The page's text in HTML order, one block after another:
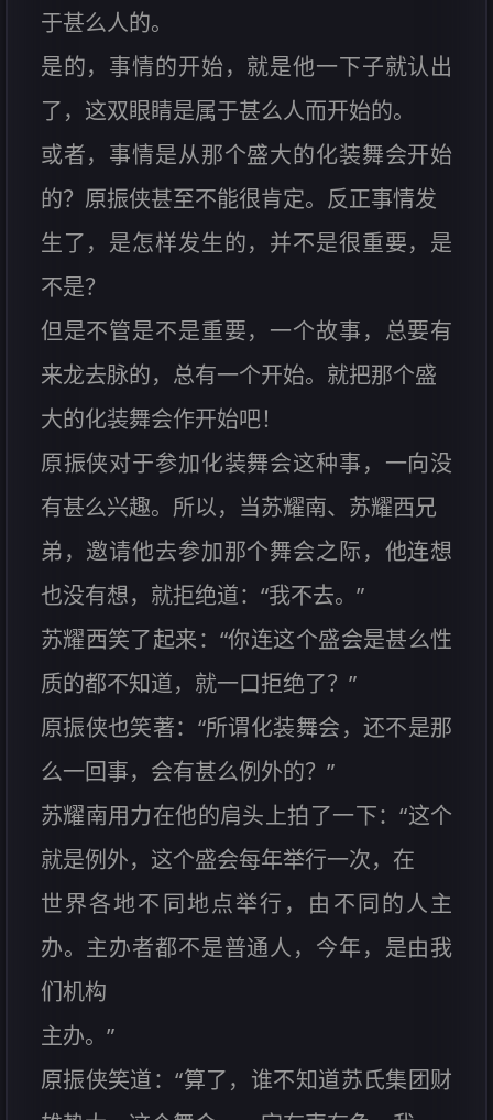
于甚么人的。
是的，事情的开始，就是他一下子就认出
了，这双眼睛是属于甚么人而开始的。
或者，事情是从那个盛大的化装舞会开始
的？原振侠甚至不能很肯定。反正事情发
生了，是怎样发生的，并不是很重要，是
不是？
但是不管是不是重要，一个故事，总要有
来龙去脉的，总有一个开始。就把那个盛
大的化装舞会作开始吧！
原振侠对于参加化装舞会这种事，一向没
有甚么兴趣。所以，当苏耀南、苏耀西兄
弟，邀请他去参加那个舞会之际，他连想
也没有想，就拒绝道：“我不去。”
苏耀西笑了起来：“你连这个盛会是甚么性
质的都不知道，就一口拒绝了？”
原振侠也笑著：“所谓化装舞会，还不是那
么一回事，会有甚么例外的？”
苏耀南用力在他的肩头上拍了一下：“这个
就是例外，这个盛会每年举行一次，在
世界各地不同地点举行，由不同的人主
办。主办者都不是普通人，今年，是由我
们机构
主办。”
原振侠笑道：“算了，谁不知道苏氏集团财